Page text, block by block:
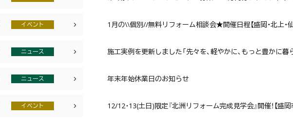
イベント 1月の\\個別//無料リフォーム相談会★開催日程【盛岡・北上・仙
ニュース 施工実例を更新しました「先々を、軽やかに、もっと豊かに暮ら
ニュース 年末年始休業日のお知らせ
イベント 12/12･13(土日)限定『北洲リフォーム完成見学会』開催！【盛岡